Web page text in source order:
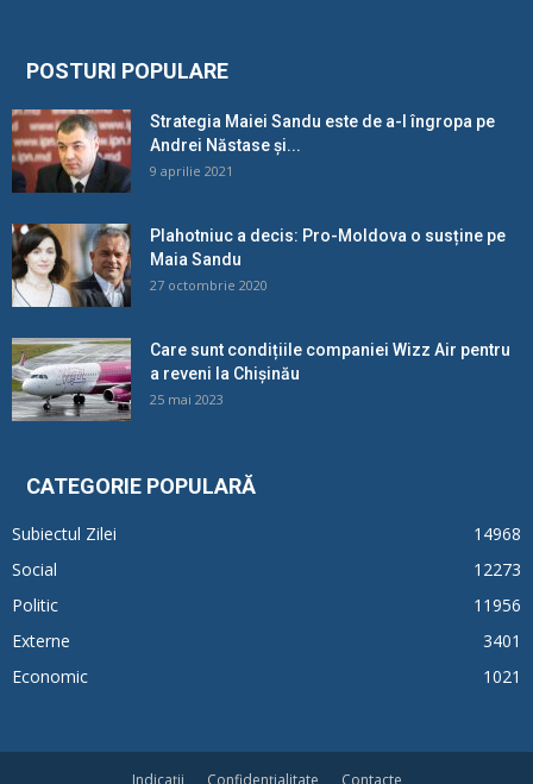
POSTURI POPULARE
Strategia Maiei Sandu este de a-l îngropa pe
Andrei Năstase și...
9 aprilie 2021
Plahotniuc a decis: Pro-Moldova o susține pe
Maia Sandu
27 octombrie 2020
Care sunt condițiile companiei Wizz Air pentru
a reveni la Chișinău
25 mai 2023
CATEGORIE POPULARĂ
Subiectul Zilei
14968
Social
12273
Politic
11956
Externe
3401
Economic
1021
Indicații Confidențialitate Contacte